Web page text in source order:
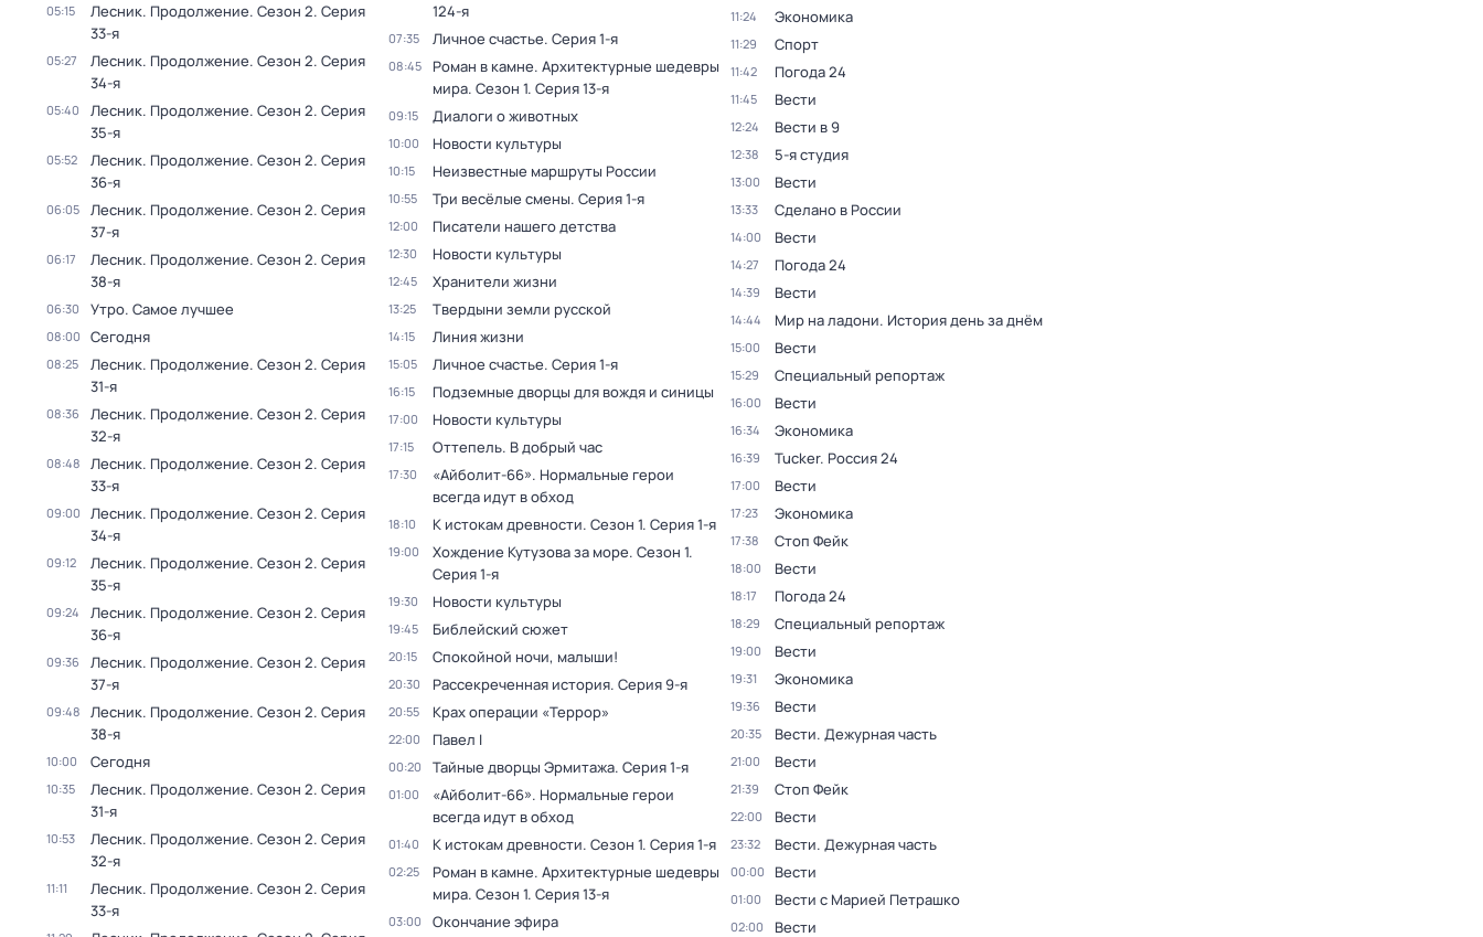
05:15 Лесник. Продолжение. Сезон 2. Серия
33-я
05:27 Лесник. Продолжение. Сезон 2. Серия
34-я
05:40 Лесник. Продолжение. Сезон 2. Серия
35-я
05:52 Лесник. Продолжение. Сезон 2. Серия
36-я
06:05 Лесник. Продолжение. Сезон 2. Серия
37-я
06:17 Лесник. Продолжение. Сезон 2. Серия
38-я
06:30 Утро. Самое лучшее
08:00 Сегодня
08:25 Лесник. Продолжение. Сезон 2. Серия
31-я
08:36 Лесник. Продолжение. Сезон 2. Серия
32-я
08:48 Лесник. Продолжение. Сезон 2. Серия
33-я
09:00 Лесник. Продолжение. Сезон 2. Серия
34-я
09:12 Лесник. Продолжение. Сезон 2. Серия
35-я
09:24 Лесник. Продолжение. Сезон 2. Серия
36-я
09:36 Лесник. Продолжение. Сезон 2. Серия
37-я
09:48 Лесник. Продолжение. Сезон 2. Серия
38-я
10:00 Сегодня
10:35 Лесник. Продолжение. Сезон 2. Серия
31-я
10:53 Лесник. Продолжение. Сезон 2. Серия
32-я
11:11 Лесник. Продолжение. Сезон 2. Серия
33-я
124-я
07:35 Личное счастье. Серия 1-я
08:45
Роман в камне. Архитектурные шедевры
мира. Сезон 1. Серия 13-я
09:15 Диалоги о животных
10:00 Новости культуры
10:15 Неизвестные маршруты России
10:55 Три весёлые смены. Серия 1-я
12:00 Писатели нашего детства
12:30 Новости культуры
12:45 Хранители жизни
13:25 Твердыни земли русской
14:15 Линия жизни
15:05 Личное счастье. Серия 1-я
16:15 Подземные дворцы для вождя и синицы
17:00 Новости культуры
17:15 Оттепель. В добрый час
17:30
«Айболит-66». Нормальные герои
всегда идут в обход
18:10 К истокам древности. Сезон 1. Серия 1-я
19:00 Хождение Кутузова за море. Сезон 1.
Серия 1-я
19:30 Новости культуры
19:45 Библейский сюжет
20:15 Спокойной ночи, малыши!
20:30 Рассекреченная история. Серия 9-я
20:55 Крах операции «Террор»
22:00 Павел I
00:20 Тайные дворцы Эрмитажа. Серия 1-я
01:00
«Айболит-66». Нормальные герои
всегда идут в обход
01:40 К истокам древности. Сезон 1. Серия 1-я
02:25
Роман в камне. Архитектурные шедевры
мира. Сезон 1. Серия 13-я
03:00 Окончание эфира
11:24 Экономика
11:29 Спорт
11:42 Погода 24
11:45 Вести
12:24 Вести в 9
12:38 5-я студия
13:00 Вести
13:33 Сделано в России
14:00 Вести
14:27 Погода 24
14:39 Вести
14:44 Мир на ладони. История день за днём
15:00 Вести
15:29 Специальный репортаж
16:00 Вести
16:34 Экономика
16:39 Tucker. Россия 24
17:00 Вести
17:23 Экономика
17:38 Стоп Фейк
18:00 Вести
18:17 Погода 24
18:29 Специальный репортаж
19:00 Вести
19:31 Экономика
19:36 Вести
20:35 Вести. Дежурная часть
21:00 Вести
21:39 Стоп Фейк
22:00 Вести
23:32 Вести. Дежурная часть
00:00 Вести
01:00 Вести с Марией Петрашко
02:00 Вести